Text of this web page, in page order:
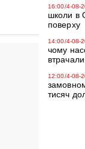
16:00/4-08-
школи в
поверху
14:00/4-08-
чому
12:00/4-08-
тисяч